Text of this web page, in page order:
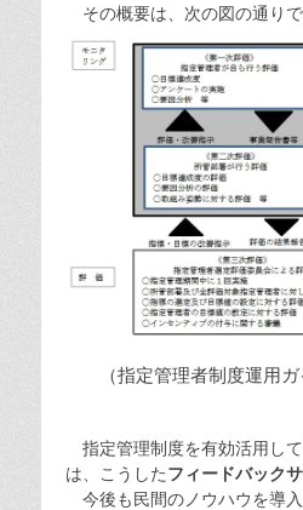
その概要は、次の図の通りで
（指定管理者制度運用
指定管理制度を有効活用し
は、こうしたフィードバック
今後も民間のノウハウを導